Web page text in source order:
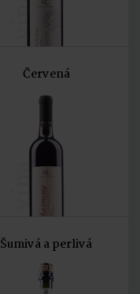
Červená
Šumivá a perlivá